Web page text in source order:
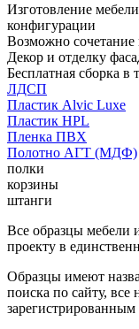
Изготовление
конфигурации
Возможно сочетание
Декор и отделку
Бесплатная сборка в
ЛДСП
Пластик Alvic Luxe
Пластик HPL
Пленка ПВХ
Полотно АГТ (МДФ)
полки
корзины
штанги
Все образцы мебели
проекту в
Образцы имеют
поиска по сайту, все